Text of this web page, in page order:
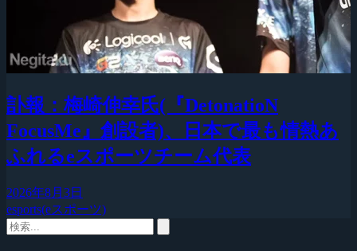
訃報：梅崎伸幸氏(『DetonatioN
FocusMe』創設者)、日本で最も情熱あ
ふれるeスポーツチーム代表
2026年8月3日
esports(eスポーツ)